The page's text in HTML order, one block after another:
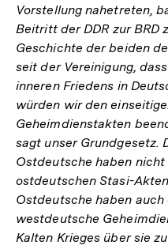
Vorstellung nahetreten,
Beitritt der DDR zur BRD
Geschichte der beiden
seit der Vereinigung,
inneren Friedens in
würden wir den
Geheimdienstakten
sagt unser Grundgesetz.
Ostdeutsche haben
ostdeutschen Stasi-
Ostdeutsche haben
westdeutsche
Kalten Krieges über sie